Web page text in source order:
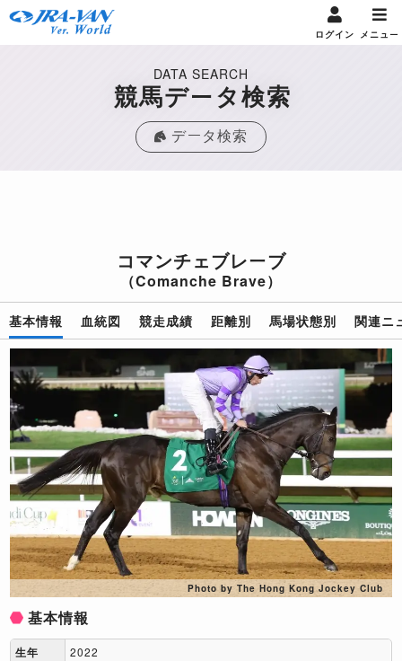
ログイン メニュー
DATA SEARCH
競馬データ検索
データ検索
コマンチェブレーブ
（Comanche Brave）
基本情報 血統図 競走成績 距離別 馬場状態別 関連ニ
Photo by The Hong Kong Jockey Club
基本情報
生年 2022